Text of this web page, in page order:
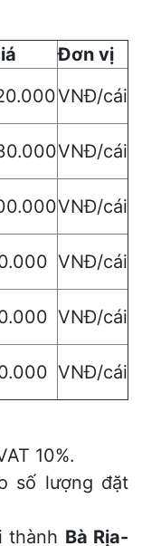
Đơn vị
VNĐ/cái
VNĐ/cái
VNĐ/cái
VNĐ/cái
VNĐ/cái
VNĐ/cái
10%.
số lượng đặt
thành Bà Rịa-